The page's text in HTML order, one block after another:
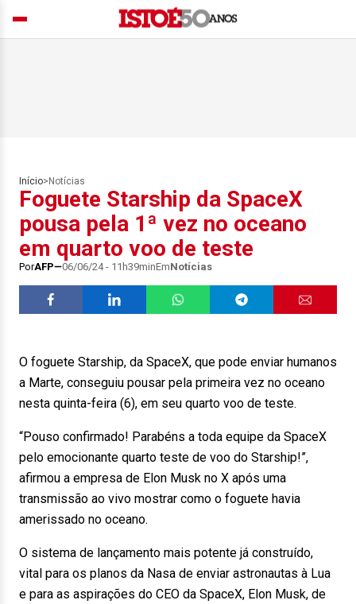
Início> Notícias
Foguete Starship da SpaceX
pousa pela 1ª vez no oceano
em quarto voo de teste
PorAFP 06/06/24 - 11h39minEmNotícias
O foguete Starship, da SpaceX, que pode enviar humanos
a Marte, conseguiu pousar pela primeira vez no oceano
nesta quinta-feira (6), em seu quarto voo de teste.
“Pouso confirmado! Parabéns a toda equipe da SpaceX
pelo emocionante quarto teste de voo do Starship!”,
afirmou a empresa de Elon Musk no X após uma
transmissão ao vivo mostrar como o foguete havia
amerissado no oceano.
O sistema de lançamento mais potente já construído,
vital para os planos da Nasa de enviar astronautas à Lua
e para as aspirações do CEO da SpaceX, Elon Musk, de